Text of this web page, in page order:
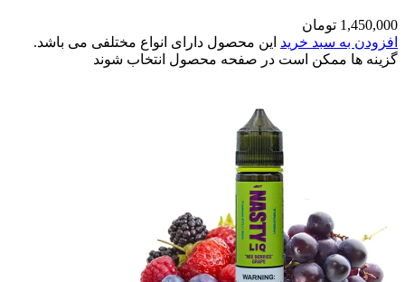
1,450,000 تومان
افزودن به سبد خرید این محصول دارای انواع مختلفی می باشد.
گزینه ها ممکن است در صفحه محصول انتخاب شوند